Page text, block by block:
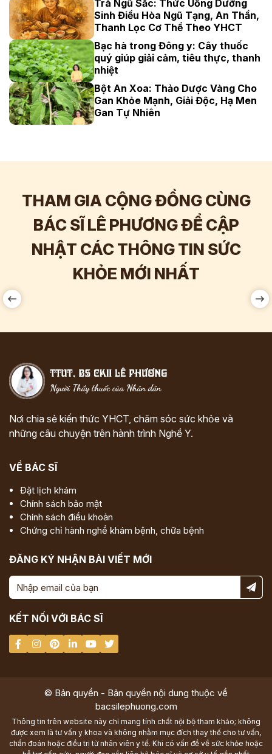
Trà Ngũ Sắc: Thức Uống Dưỡng
Sinh Điều Hòa Ngũ Tạng, An Thần,
Thanh Lọc Cơ Thể Theo YHCT
Bạc hà trong Đông y: Cây thuốc
quý giúp giải cảm, tiêu thực, thanh
nhiệt
Bột An Xoa: Thảo Dược Vàng Cho
Gan Khỏe Mạnh, Giải Độc, Hạ Men
Gan Tự Nhiên
THAM GIA CỘNG ĐỒNG CÙNG
BÁC SĨ LÊ PHƯƠNG ĐỂ CẬP
NHẬT CÁC THÔNG TIN SỨC
KHỎE MỚI NHẤT
Nơi chia sẻ kiến thức YHCT, chăm sóc sức khỏe và
những câu chuyện trên hành trình Nghề Y.
VỀ BÁC SĨ
Đặt lịch khám
Chính sách bảo mật
Chính sách điều khoản
Chứng chỉ hành nghề khám bệnh, chữa bệnh
ĐĂNG KÝ NHẬN BÀI VIẾT MỚI
KẾT NỐI VỚI BÁC SĨ
© Bản quyền - Bản quyền nội dung thuộc về
bacsilephuong.com
Thông tin trên website này chỉ mang tính chất nội bộ tham khảo; không
được xem là tư vấn y khoa và không nhằm mục đích thay thế cho tư vấn,
chẩn đoán hoặc điều trị từ nhân viên y tế. Khi có vấn đề về sức khỏe hoặc